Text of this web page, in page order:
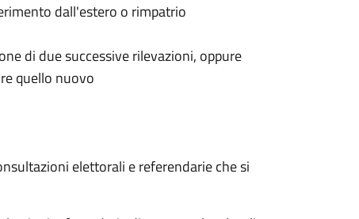
dall'estero o rimpatrio
di due successive rilevazioni, oppure
quello nuovo
elettorali e referendarie che si